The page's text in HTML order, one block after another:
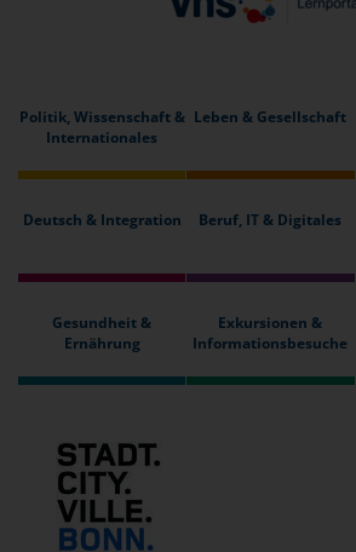
Politik, Wissenschaft &
Internationales
Leben & Gesellschaft
Deutsch & Integration Beruf, IT & Digitales
Gesundheit &
Ernährung
Exkursionen &
Informationsbesuche